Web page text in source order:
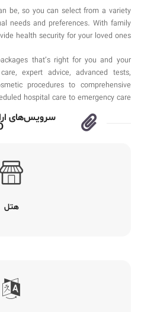
be, so you can select from a variety
needs and preferences. With family
health security for your loved ones.
that’s right for you and your
expert advice, advanced tests,
procedures to comprehensive
hospital care to emergency care.
سرویس‌های
هتل